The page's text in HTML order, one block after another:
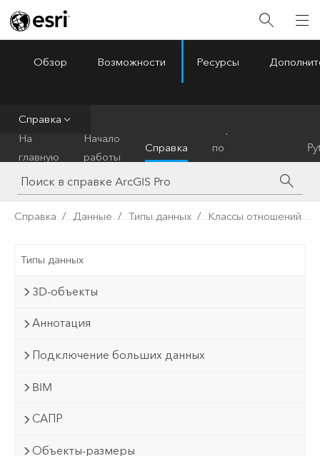
ArcGIS Pro
Обзор Возможности Ресурсы
Справка
На
главную
Начало
работы
Справка
по
инструментам
Справка Данные Типы данных Классы отношений
Типы данных
3D-объекты
Аннотация
Подключение больших данных
BIM
САПР
Объекты-размеры